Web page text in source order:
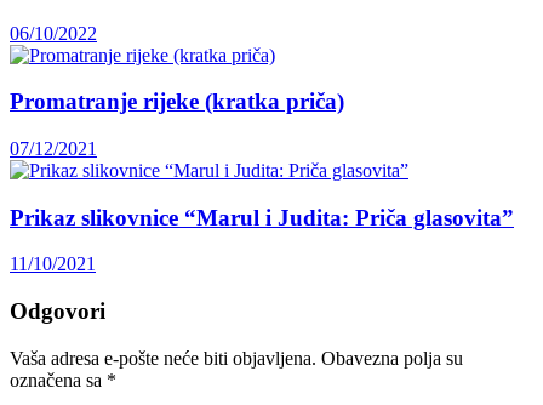
06/10/2022
Promatranje rijeke (kratka priča)
07/12/2021
Prikaz slikovnice “Marul i Judita: Priča glasovita”
11/10/2021
Odgovori
Vaša adresa e-pošte neće biti objavljena. Obavezna polja su
označena sa *